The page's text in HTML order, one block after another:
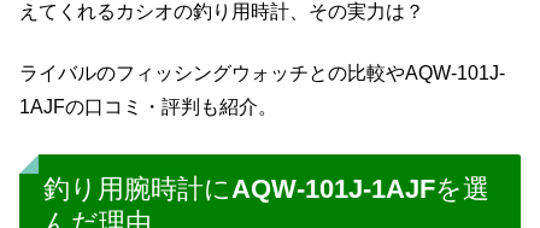
えてくれるカシオの釣り用時計、その実力は？
ライバルのフィッシングウォッチとの比較やAQW-101J-
1AJFの口コミ・評判も紹介。
釣り用腕時計にAQW-101J-1AJFを選